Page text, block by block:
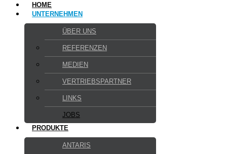
HOME
UNTERNEHMEN
ÜBER UNS
REFERENZEN
MEDIEN
VERTRIEBSPARTNER
LINKS
JOBS
PRODUKTE
ANTARIS